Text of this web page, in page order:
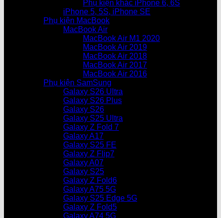
Phụ kiện khác iPhone 6, 6S
iPhone 5, 5S, iPhone SE
Phụ kiện MacBook
MacBook Air
MacBook Air M1 2020
MacBook Air 2019
MacBook Air 2018
MacBook Air 2017
MacBook Air 2016
Phụ kiện SamSung
Galaxy S26 Ultra
Galaxy S26 Plus
Galaxy S26
Galaxy S25 Ultra
Galaxy Z Fold 7
Galaxy A17
Galaxy S25 FE
Galaxy Z Flip7
Galaxy A07
Galaxy S25
Galaxy Z Fold6
Galaxy A75 5G
Galaxy S25 Edge 5G
Galaxy Z Fold5
Galaxy A74 5G